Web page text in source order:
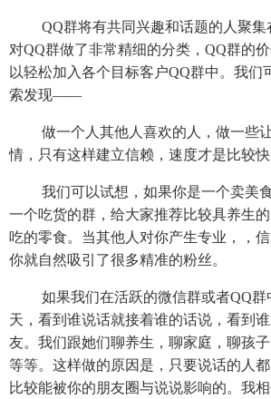
QQ群将有共同兴趣和话题的人聚集
对QQ群做了非常精细的分类，QQ群的
以轻松加入各个目标客户QQ群中。我们
索发现——
做一个人其他人喜欢的人，做一些
情，只有这样建立信赖，速度才是比较快
我们可以试想，如果你是一个卖美食
一个吃货的群，给大家推荐比较具养生
吃的零食。当其他人对你产生专业，，
你就自然吸引了很多精准的粉丝。
如果我们在活跃的微信群或者QQ群
天，看到谁说话就接着谁的话说，看到
友。我们跟她们聊养生，聊家庭，聊孩
等等。这样做的原因是，只要说话的人
比较能被你的朋友圈与说说影响的。我